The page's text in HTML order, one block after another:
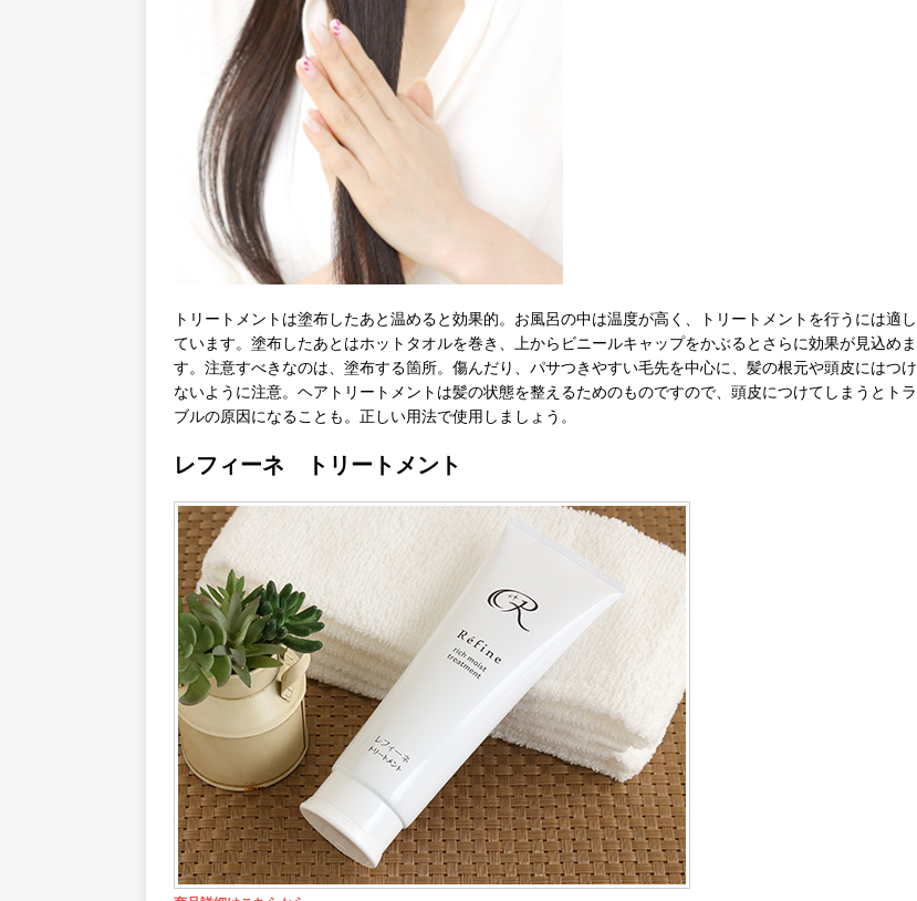
トリートメントは塗布したあと温めると効果的。お風呂の中は温度が高く、トリートメントを行うには適し
ています。塗布したあとはホットタオルを巻き、上からビニールキャップをかぶるとさらに効果が見込めま
す。注意すべきなのは、塗布する箇所。傷んだり、パサつきやすい毛先を中心に、髪の根元や頭皮にはつけ
ないように注意。ヘアトリートメントは髪の状態を整えるためのものですので、頭皮につけてしまうとトラ
ブルの原因になることも。正しい用法で使用しましょう。
レフィーネ トリートメント